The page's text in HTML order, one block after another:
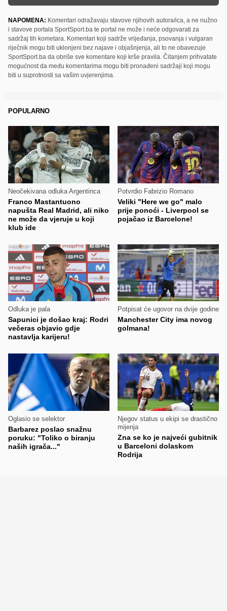
NAPOMENA: Komentari odražavaju stavove njihovih autora/ica, a ne nužno
i stavove portala SportSport.ba te portal ne može i neće odgovarati za
sadržaj tih kometara. Komentari koji sadrže vrijeđanja, psovanja i vulgaran
riječnik mogu biti uklonjeni bez najave i objašnjenja, ali to ne obavezuje
SportSport.ba da obriše sve komentare koji krše pravila. Čitanjem prihvatate
mogućnost da među komentarima mogu biti pronađeni sadržaji koji mogu
biti u suprotnosti sa vašim uvjerenjima.
POPULARNO
Neočekivana odluka Argentinca
Franco Mastantuono
napušta Real Madrid, ali niko
ne može da vjeruje u koji
klub ide
Potvrdio Fabrizio Romano
Veliki "Here we go" malo
prije ponoći - Liverpool se
pojačao iz Barcelone!
Odluka je pala
Sapunici je došao kraj: Rodri
večeras objavio gdje
nastavlja karijeru!
Potpisat će ugovor na dvije godine
Manchester City ima novog
golmana!
Oglasio se selektor
Barbarez poslao snažnu
poruku: "Toliko o biranju
naših igrača..."
Njegov status u ekipi se drastično
mijenja
Zna se ko je najveći gubitnik
u Barceloni dolaskom
Rodrija